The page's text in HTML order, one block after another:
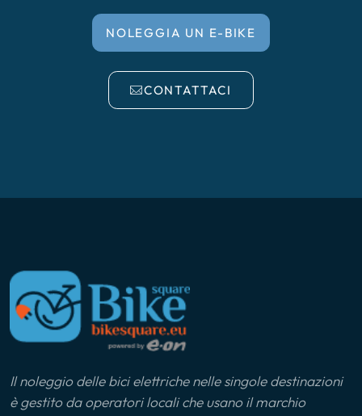
NOLEGGIA UN E-BIKE
CONTATTACI
Il noleggio delle bici elettriche nelle singole destinazioni
è gestito da operatori locali che usano il marchio